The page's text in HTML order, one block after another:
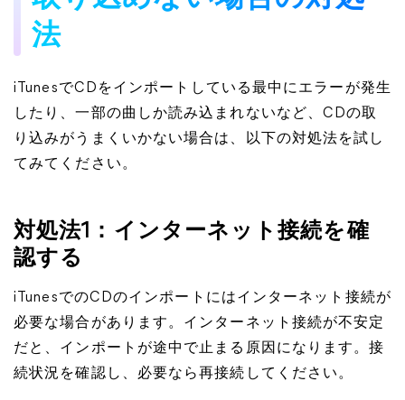
法
iTunesでCDをインポートしている最中にエラーが発生
したり、一部の曲しか読み込まれないなど、CDの取
り込みがうまくいかない場合は、以下の対処法を試し
てみてください。
対処法1：インターネット接続を確
認する
iTunesでのCDのインポートにはインターネット接続が
必要な場合があります。インターネット接続が不安定
だと、インポートが途中で止まる原因になります。接
続状況を確認し、必要なら再接続してください。